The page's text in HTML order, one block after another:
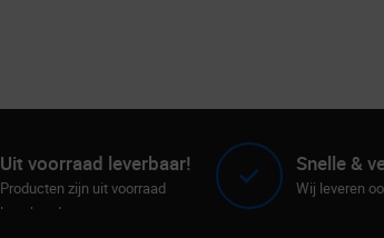
Uit voorraad leverbaar!
Producten zijn uit voorraad
leverbaar!
Snelle &
Wij leveren